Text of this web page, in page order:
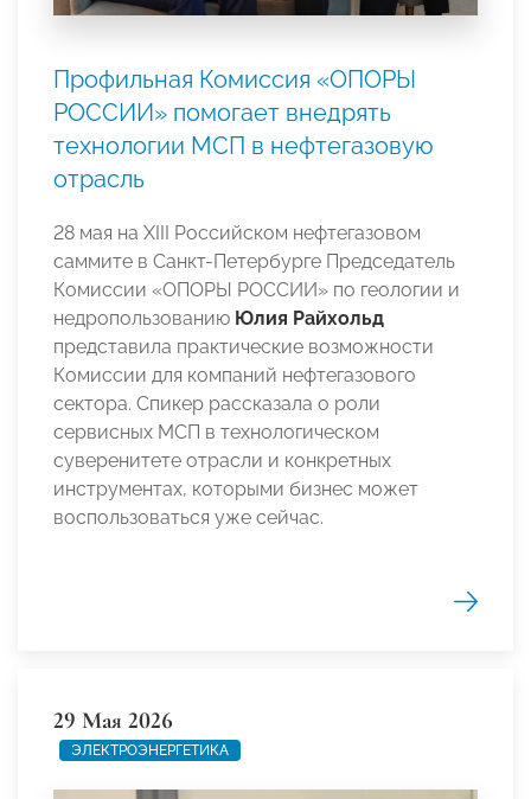
Профильная Комиссия «ОПОРЫ
РОССИИ» помогает внедрять
технологии МСП в нефтегазовую
отрасль
28 мая на XIII Российском нефтегазовом
саммите в Санкт-Петербурге Председатель
Комиссии «ОПОРЫ РОССИИ» по геологии и
недропользованию Юлия Райхольд
представила практические возможности
Комиссии для компаний нефтегазового
сектора. Спикер рассказала о роли
сервисных МСП в технологическом
суверенитете отрасли и конкретных
инструментах, которыми бизнес может
воспользоваться уже сейчас.
29 Мая 2026
ЭЛЕКТРОЭНЕРГЕТИКА